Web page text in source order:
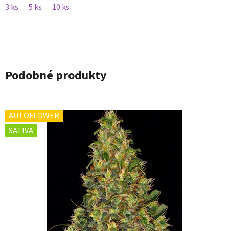
3 ks
5 ks 10 ks
Podobné produkty
AUTOFLOWER
SATIVA